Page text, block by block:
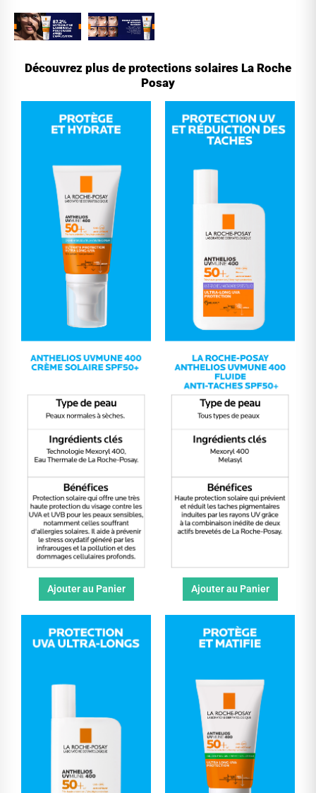
Découvrez plus de protections solaires La Roche
Posay
Ajouter au Panier Ajouter au Panier